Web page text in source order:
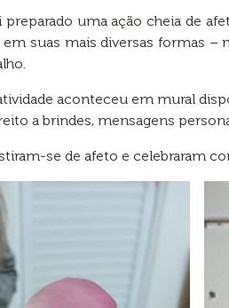
preparado uma ação cheia de
suas mais diversas formas
aconteceu em mural
a brindes, mensagens
se de afeto e celebraram